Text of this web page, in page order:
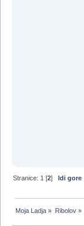
Stranice: 1 [2]Idi gore
Moja Ladja » Ribolov»